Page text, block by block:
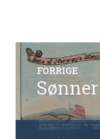
FORRIGE
Forrige
innlegg: